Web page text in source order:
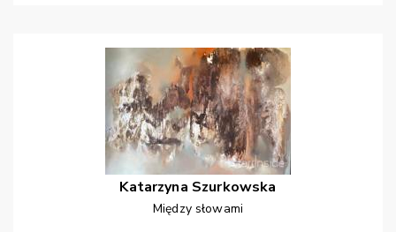
Katarzyna Szurkowska
Między słowami